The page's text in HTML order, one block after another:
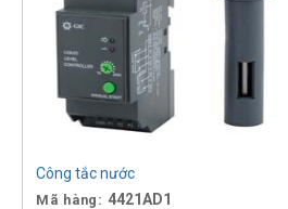
Công tắc nước
Mã hàng: 4421AD1